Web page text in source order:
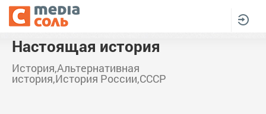
Настоящая история
История,Альтернативная
история,История России,СССР